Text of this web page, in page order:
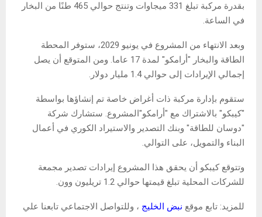
بقدرة مركبة تبلغ 331 ميجاوات وتنتج حوالي 465 طنًا من البخار
في الساعة.
وبعد الانتهاء من المشروع في يونيو 2029، ستوفر المحطة
الطاقة والبخار "أرامكو" لمدة 17 عاما. ومن المتوقع أن يصل
إجمالي الإيرادات إلى حوالي 1.4 مليار دولار.
ستقوم بإدارة مركبة ذات أغراض خاصة تم إنشاؤها بواسطة
"كيبكو" بالاشتراك مع "أرامكو"المشروع. ستشارك شركة
"دوسان للطاقة" وبنك التصدير والاستيراد الكوري في أعمال
البناء والتمويل، على التوالي.
وتتوقع كيبكو أن يحقق هذا المشروع إيرادات تصدير مجمعة
للشركات المحلية تبلغ قيمتها حوالي 1.2 تريليون وون.
للمزيد: تابع موقع نبض الخليج ، وللتواصل الاجتماعي تابعنا علي